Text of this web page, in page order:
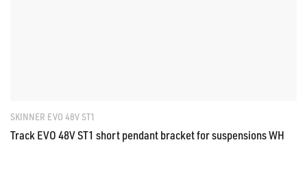
SKINNER EVO 48V ST1
Track EVO 48V ST1 short pendant bracket for suspensions WH